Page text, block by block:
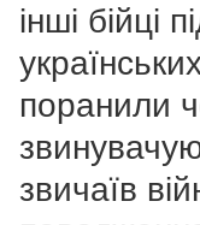
інші бійці
поранили
звичаїв